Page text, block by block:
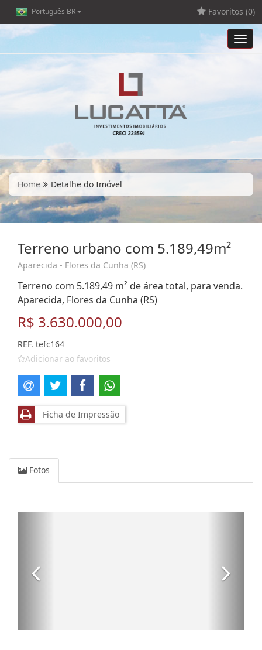
Português BR Favoritos (0)
Home Detalhe do Imóvel
Terreno urbano com 5.189,49m²
Aparecida - Flores da Cunha (RS)
Terreno com 5.189,49 m² de área total, para venda.
Aparecida, Flores da Cunha (RS)
R$ 3.630.000,00
REF. tefc164
Adicionar ao favoritos
Ficha de Impressão
Fotos